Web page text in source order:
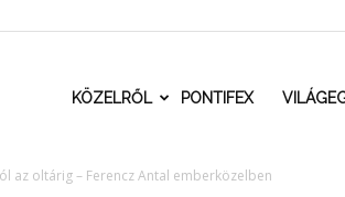
RomKat.roKÖZELRŐL PONTIFEX
az oltárig – Ferencz Antal emberközelben